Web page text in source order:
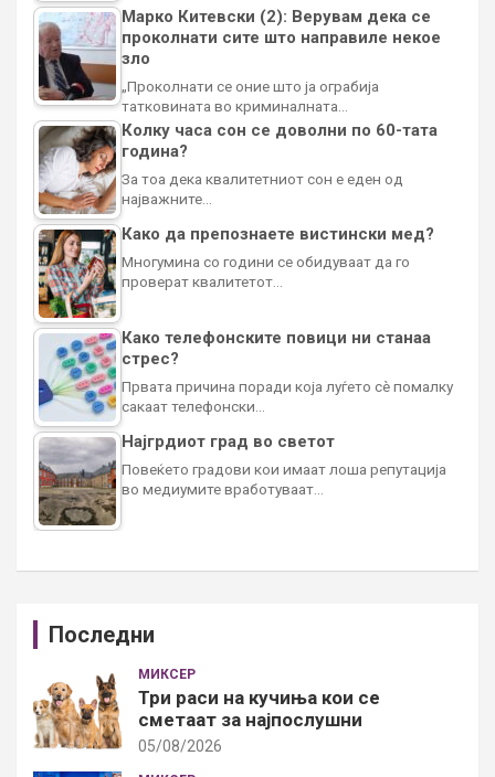
Марко Китевски (2): Верувам дека се
проколнати сите што направиле некое
зло
„Проколнати се оние што ја ограбија
татковината во криминалната…
Колку часа сон се доволни по 60-тата
година?
За тоа дека квалитетниот сон е еден од
најважните…
Како да препознаете вистински мед?
Многумина со години се обидуваат да го
проверат квалитетот…
Како телефонските повици ни станаа
стрес?
Првата причина поради која луѓето сè помалку
сакаат телефонски…
Најгрдиот град во светот
Повеќето градови кои имаат лоша репутација
во медиумите вработуваат…
Последни
МИКСЕР
Три раси на кучиња кои се
сметаат за најпослушни
05/08/2026